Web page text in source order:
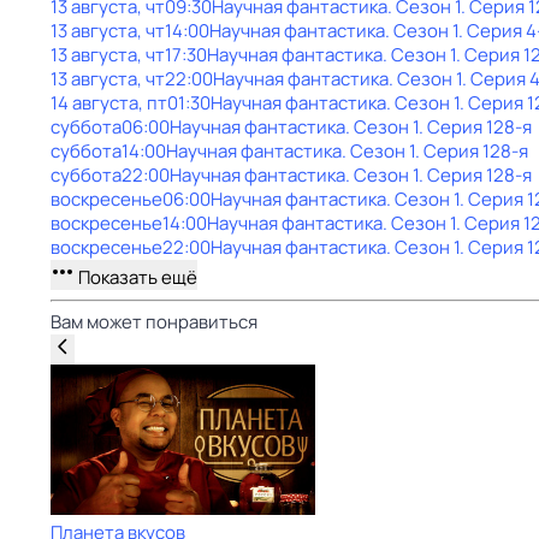
13 августа, чт09:30Научная фантастика. Сезон 1. Серия
13 августа, чт14:00Научная фантастика. Сезон 1. Серия
13 августа, чт17:30Научная фантастика. Сезон 1. Серия
13 августа, чт22:00Научная фантастика. Сезон 1. Серия
14 августа, пт01:30Научная фантастика. Сезон 1. Серия
суббота06:00Научная фантастика. Сезон 1. Серия 128-я
суббота14:00Научная фантастика. Сезон 1. Серия 128-я
суббота22:00Научная фантастика. Сезон 1. Серия 128-я
воскресенье06:00Научная фантастика. Сезон 1. Серия
воскресенье14:00Научная фантастика. Сезон 1. Серия
воскресенье22:00Научная фантастика. Сезон 1. Серия
Показать ещё
Вам может понравиться
Планета вкусов